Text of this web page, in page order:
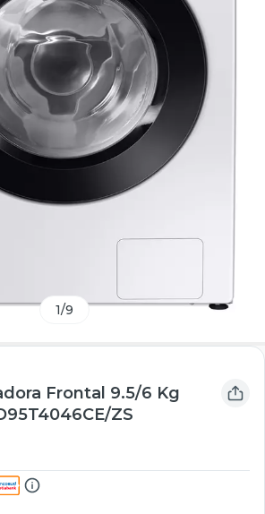
1/9
Frontal 9.5/6 Kg
ZS